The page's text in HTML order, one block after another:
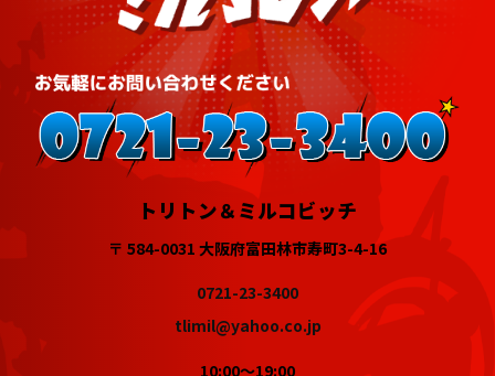
トリトン＆ミルコビッチ
〒 584-0031 大阪府富田林市寿町3-4-16
0721-23-3400
tlimil@yahoo.co.jp
10:00～19:00